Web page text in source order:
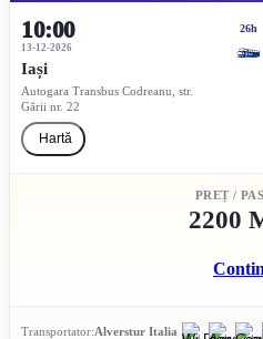
10:00
13-12-2026
Iași
Autogara Transbus Codreanu, str.
Gării nr. 22
Hartă
26h
PREȚ /
2200
Transportator:Alverstur Italia